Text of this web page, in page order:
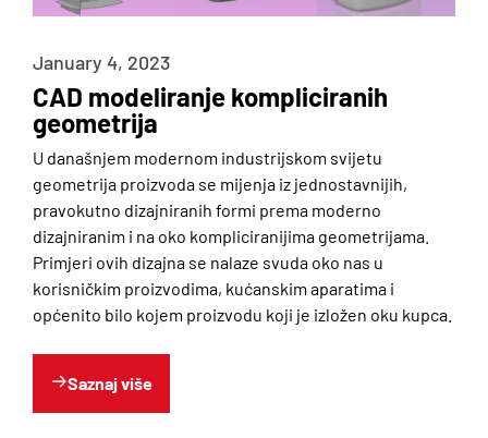
January 4, 2023
CAD modeliranje kompliciranih
geometrija
U današnjem modernom industrijskom svijetu
geometrija proizvoda se mijenja iz jednostavnijih,
pravokutno dizajniranih formi prema moderno
dizajniranim i na oko kompliciranijima geometrijama.
Primjeri ovih dizajna se nalaze svuda oko nas u
korisničkim proizvodima, kućanskim aparatima i
općenito bilo kojem proizvodu koji je izložen oku kupca.
Saznaj više